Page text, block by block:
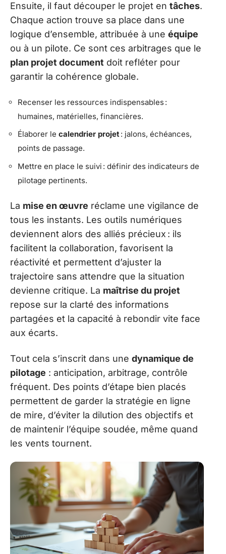
Ensuite, il faut découper le projet en tâches.
Chaque action trouve sa place dans une
logique d’ensemble, attribuée à une équipe
ou à un pilote. Ce sont ces arbitrages que le
plan projet document doit refléter pour
garantir la cohérence globale.
Recenser les ressources indispensables :
humaines, matérielles, financières.
Élaborer le calendrier projet: jalons, échéances,
points de passage.
Mettre en place le suivi : définir des indicateurs de
pilotage pertinents.
La mise en œuvre réclame une vigilance de
tous les instants. Les outils numériques
deviennent alors des alliés précieux : ils
facilitent la collaboration, favorisent la
réactivité et permettent d’ajuster la
trajectoire sans attendre que la situation
devienne critique. La maîtrise du projet
repose sur la clarté des informations
partagées et la capacité à rebondir vite face
aux écarts.
Tout cela s’inscrit dans une dynamique de
pilotage : anticipation, arbitrage, contrôle
fréquent. Des points d’étape bien placés
permettent de garder la stratégie en ligne
de mire, d’éviter la dilution des objectifs et
de maintenir l’équipe soudée, même quand
les vents tournent.